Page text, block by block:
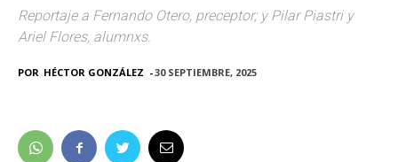
Reportaje a Fernando Otero, preceptor; y Pilar Piastri y
Ariel Flores, alumnxs.
POR HÉCTOR GONZÁLEZ -30 SEPTIEMBRE, 2025